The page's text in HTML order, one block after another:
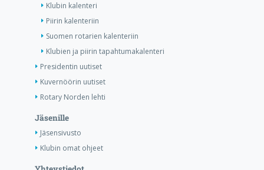
Klubin kalenteri
Piirin kalenteriin
Suomen rotarien kalenteriin
Klubien ja piirin tapahtumakalenteri
Presidentin uutiset
Kuvernöörin uutiset
Rotary Norden lehti
Jäsenille
Jäsensivusto
Klubin omat ohjeet